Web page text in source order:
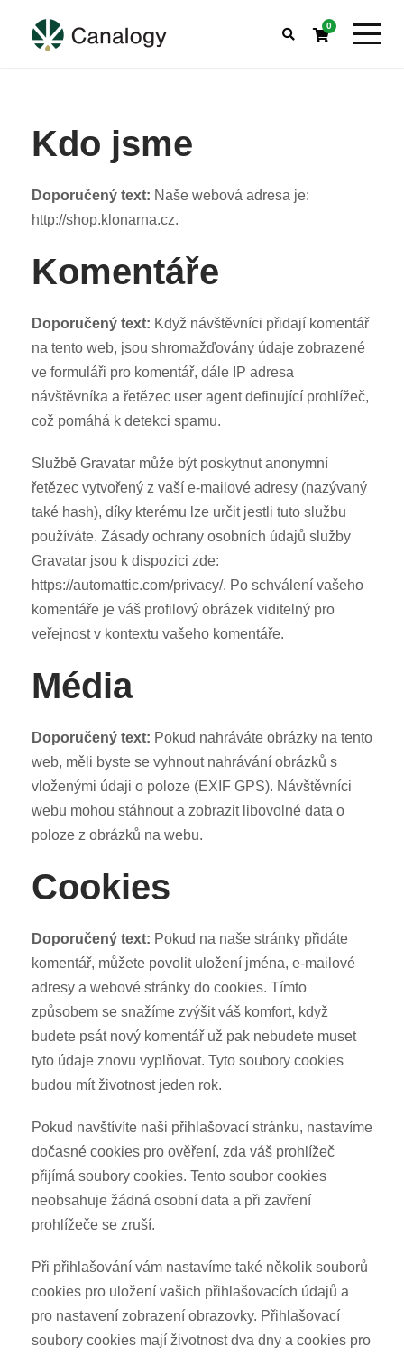
0
Kdo jsme
Doporučený text: Naše webová adresa je:
http://shop.klonarna.cz.
Komentáře
Doporučený text: Když návštěvníci přidají komentář
na tento web, jsou shromažďovány údaje zobrazené
ve formuláři pro komentář, dále IP adresa
návštěvníka a řetězec user agent definující prohlížeč,
což pomáhá k detekci spamu.
Službě Gravatar může být poskytnut anonymní
řetězec vytvořený z vaší e-mailové adresy (nazývaný
také hash), díky kterému lze určit jestli tuto službu
používáte. Zásady ochrany osobních údajů služby
Gravatar jsou k dispozici zde:
https://automattic.com/privacy/. Po schválení vašeho
komentáře je váš profilový obrázek viditelný pro
veřejnost v kontextu vašeho komentáře.
Média
Doporučený text: Pokud nahráváte obrázky na tento
web, měli byste se vyhnout nahrávání obrázků s
vloženými údaji o poloze (EXIF GPS). Návštěvníci
webu mohou stáhnout a zobrazit libovolné data o
poloze z obrázků na webu.
Cookies
Doporučený text: Pokud na naše stránky přidáte
komentář, můžete povolit uložení jména, e-mailové
adresy a webové stránky do cookies. Tímto
způsobem se snažíme zvýšit váš komfort, když
budete psát nový komentář už pak nebudete muset
tyto údaje znovu vyplňovat. Tyto soubory cookies
budou mít životnost jeden rok.
Pokud navštívíte naši přihlašovací stránku, nastavíme
dočasné cookies pro ověření, zda váš prohlížeč
přijímá soubory cookies. Tento soubor cookies
neobsahuje žádná osobní data a při zavření
prohlížeče se zruší.
Při přihlašování vám nastavíme také několik souborů
cookies pro uložení vašich přihlašovacích údajů a
pro nastavení zobrazení obrazovky. Přihlašovací
soubory cookies mají životnost dva dny a cookies pro